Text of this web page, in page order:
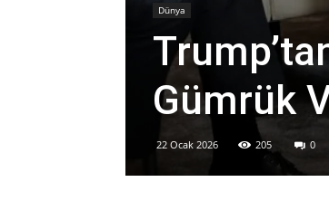
Dünya
Gümrük
22 Ocak 2026 205 0